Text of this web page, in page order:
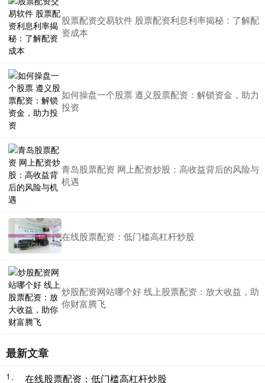
股票配资交易软件 股票配资利息利率揭秘：了解配
资成本
如何操盘一个股票 遵义股票配资：解锁资金，助力
投资
青岛股票配资 网上配资炒股：高收益背后的风险与
机遇
在线股票配资：低门槛高杠杆炒股
炒股配资网站哪个好 线上股票配资：放大收益，助
你财富腾飞
最新文章
1、 在线股票配资：低门槛高杠杆炒股